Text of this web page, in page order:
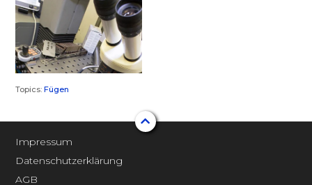
Topics:Fügen
Impressum
Datenschutzerklärung
AGB